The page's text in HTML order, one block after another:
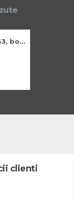
Pantofi de protectie S3, bombeu si lamela din otel, brant confortabil EVA
clienti